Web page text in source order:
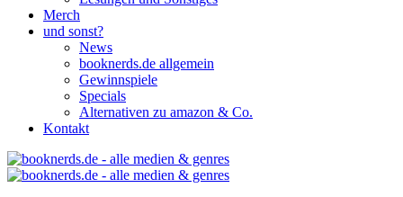
Merch
und sonst?
News
booknerds.de allgemein
Gewinnspiele
Specials
Alternativen zu amazon & Co.
Kontakt